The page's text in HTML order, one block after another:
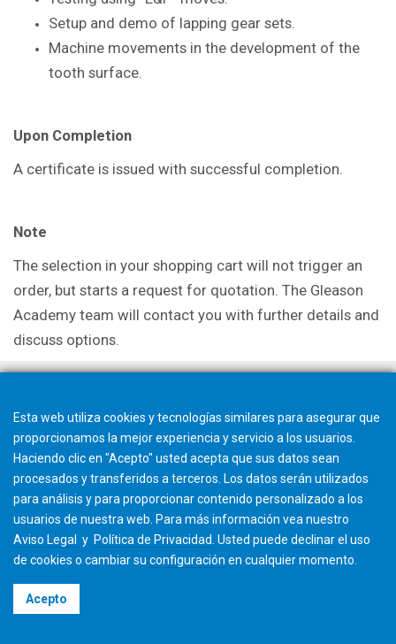
Setup and demo of lapping gear sets.
Machine movements in the development of the
tooth surface.
Upon Completion
A certificate is issued with successful completion.
Note
The selection in your shopping cart will not trigger an
order, but starts a request for quotation. The Gleason
Academy team will contact you with further details and
discuss options.
Términos y Condiciones
Esta web utiliza cookies y tecnologías similares para asegurar que
proporcionamos la mejor experiencia y servicio a los usuarios.
Haciendo clic en "Acepto" usted acepta que sus datos sean
procesados y transferidos a terceros. Los datos serán utilizados
para análisis y para proporcionar contenido personalizado a los
usuarios de nuestra web. Para más información vea nuestro
Aviso Legal
y Política de Privacidad . Usted puede declinarel uso
de cookies o cambiar su configuración en cualquier momento.
Acepto